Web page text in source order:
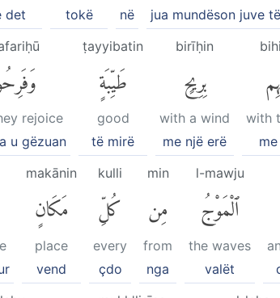
jua mundëson juve
në
tokë
det
with
birīḥin
بِرِيحٍ
with a wind
me një erë
ṭayyibatin
طَيِّبَةٍ
good
të mirë
rejoice
u gëzuan
l-mawju
ٱلْمَوْجُ
the waves
valët
min
مِن
from
nga
kulli
كُلِّ
every
çdo
makānin
مَكَانٍ
place
vend